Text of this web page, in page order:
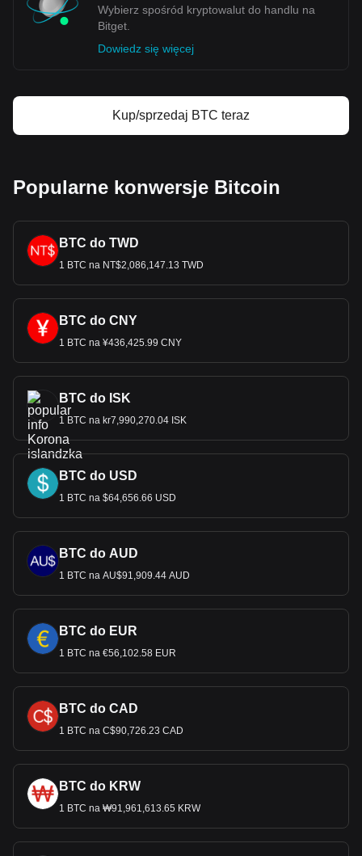
Wybierz spośród kryptowalut do handlu na
Bitget.
Dowiedz się więcej
Kup/sprzedaj BTC teraz
Popularne konwersje Bitcoin
BTC do TWD
1 BTC na NT$2,086,147.13 TWD
BTC do CNY
1 BTC na ¥436,425.99 CNY
BTC do ISK
1 BTC na kr7,990,270.04 ISK
BTC do USD
1 BTC na $64,656.66 USD
BTC do AUD
1 BTC na AU$91,909.44 AUD
BTC do EUR
1 BTC na €56,102.58 EUR
BTC do CAD
1 BTC na C$90,726.23 CAD
BTC do KRW
1 BTC na ₩91,961,613.65 KRW